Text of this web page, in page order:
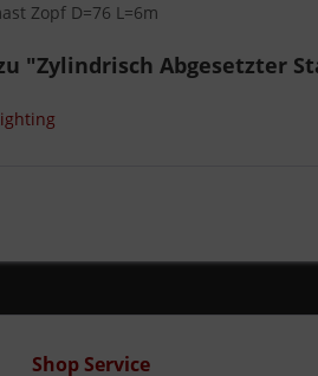
Zopf D=76 L=6m
"Zylindrisch Abgesetzter
Shop Service